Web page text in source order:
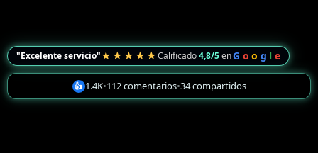
"Excelente servicio"★★★★★Calificado4,8/5enG o o g l e
👍 1.4K•112 comentarios•34 compartidos